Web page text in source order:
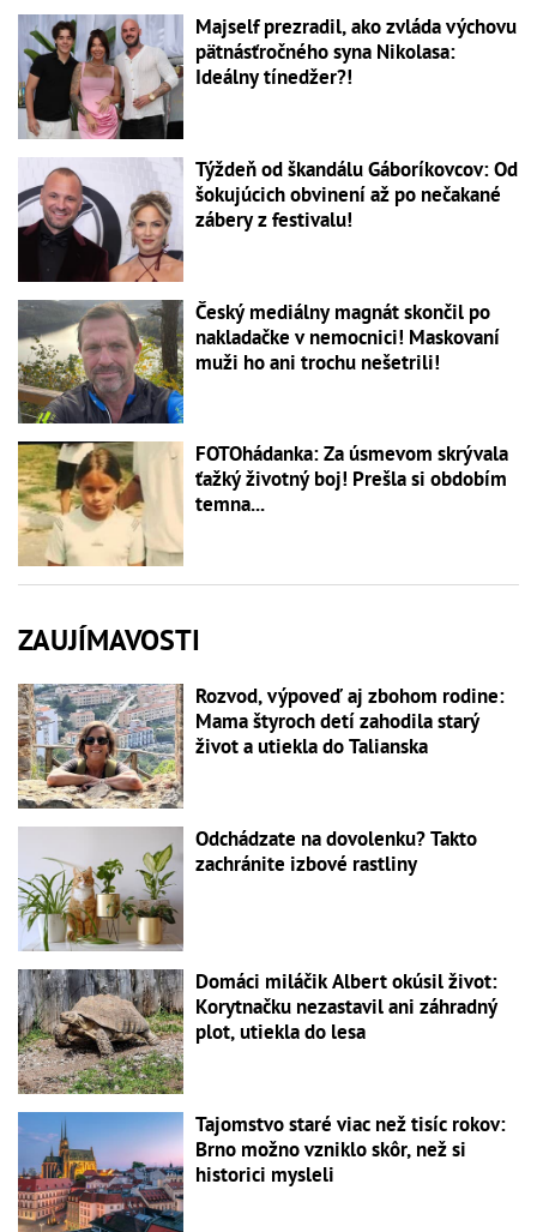
Majself prezradil, ako zvláda výchovu
pätnásťročného syna Nikolasa:
Ideálny tínedžer?!
Týždeň od škandálu Gáboríkovcov: Od
šokujúcich obvinení až po nečakané
zábery z festivalu!
Český mediálny magnát skončil po
nakladačke v nemocnici! Maskovaní
muži ho ani trochu nešetrili!
FOTOhádanka: Za úsmevom skrývala
ťažký životný boj! Prešla si obdobím
temna...
ZAUJÍMAVOSTI
Rozvod, výpoveď aj zbohom rodine:
Mama štyroch detí zahodila starý
život a utiekla do Talianska
Odchádzate na dovolenku? Takto
zachránite izbové rastliny
Domáci miláčik Albert okúsil život:
Korytnačku nezastavil ani záhradný
plot, utiekla do lesa
Tajomstvo staré viac než tisíc rokov:
Brno možno vzniklo skôr, než si
historici mysleli